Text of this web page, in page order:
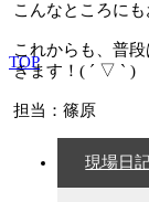
TOP
こんなところに
これからも、普
きます！( ´ ▽ ` )
担当：篠原
現場日